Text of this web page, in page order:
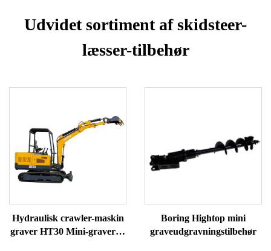
Udvidet sortiment af skidsteer-
læsser-tilbehør
Hydraulisk crawler-maskin
graver HT30 Mini-graver til
Boring Hightop mini
graveudgravningstilbehør